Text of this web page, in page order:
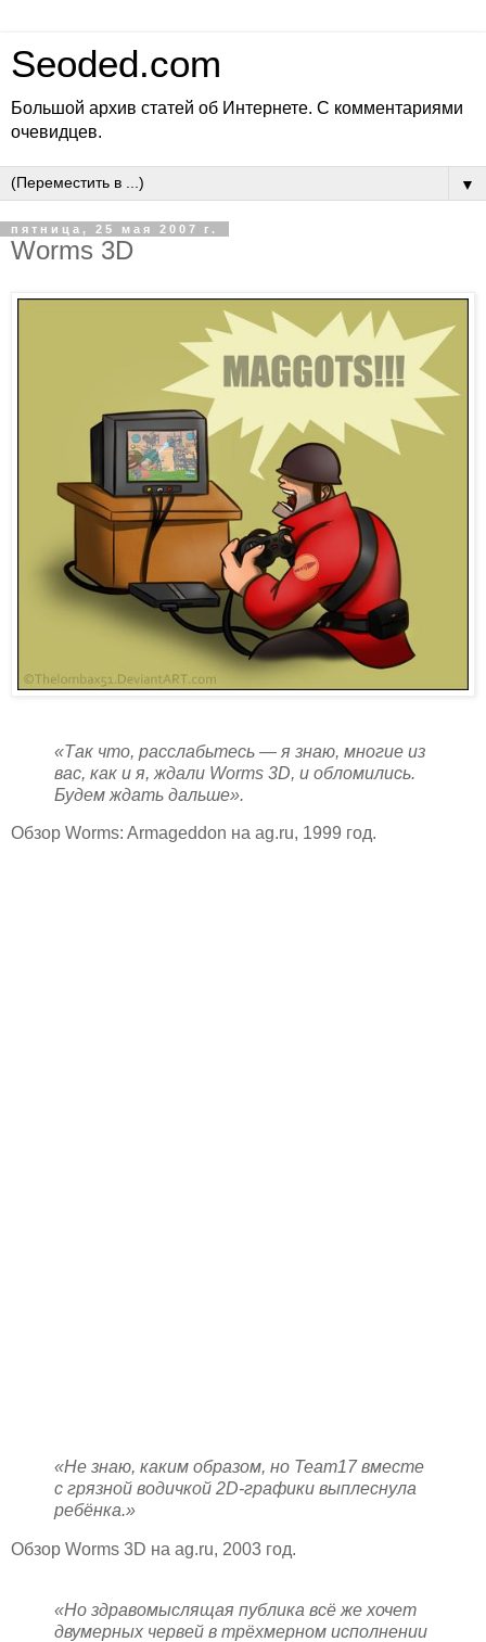
Seoded.com
Большой архив статей об Интернете. С комментариями
очевидцев.
▼
пятница, 25 мая 2007 г.
Worms 3D
«Так что, расслабьтесь — я знаю, многие из
вас, как и я, ждали Worms 3D, и обломились.
Будем ждать дальше».
Обзор Worms: Armageddon на ag.ru, 1999 год.
«Не знаю, каким образом, но Team17 вместе
с грязной водичкой 2D-графики выплеснула
ребёнка.»
Обзор Worms 3D на ag.ru, 2003 год.
«Но здравомыслящая публика всё же хочет
двумерных червей в трёхмерном исполнении